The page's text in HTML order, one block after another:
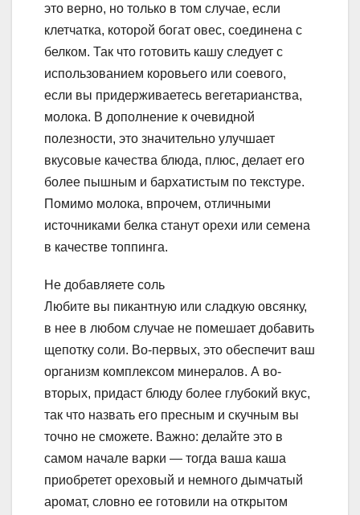
это верно, но только в том случае, если
клетчатка, которой богат овес, соединена с
белком. Так что готовить кашу следует с
использованием коровьего или соевого,
если вы придерживаетесь вегетарианства,
молока. В дополнение к очевидной
полезности, это значительно улучшает
вкусовые качества блюда, плюс, делает его
более пышным и бархатистым по текстуре.
Помимо молока, впрочем, отличными
источниками белка станут орехи или семена
в качестве топпинга.
Не добавляете соль
Любите вы пикантную или сладкую овсянку,
в нее в любом случае не помешает добавить
щепотку соли. Во-первых, это обеспечит ваш
организм комплексом минералов. А во-
вторых, придаст блюду более глубокий вкус,
так что назвать его пресным и скучным вы
точно не сможете. Важно: делайте это в
самом начале варки — тогда ваша каша
приобретет ореховый и немного дымчатый
аромат, словно ее готовили на открытом